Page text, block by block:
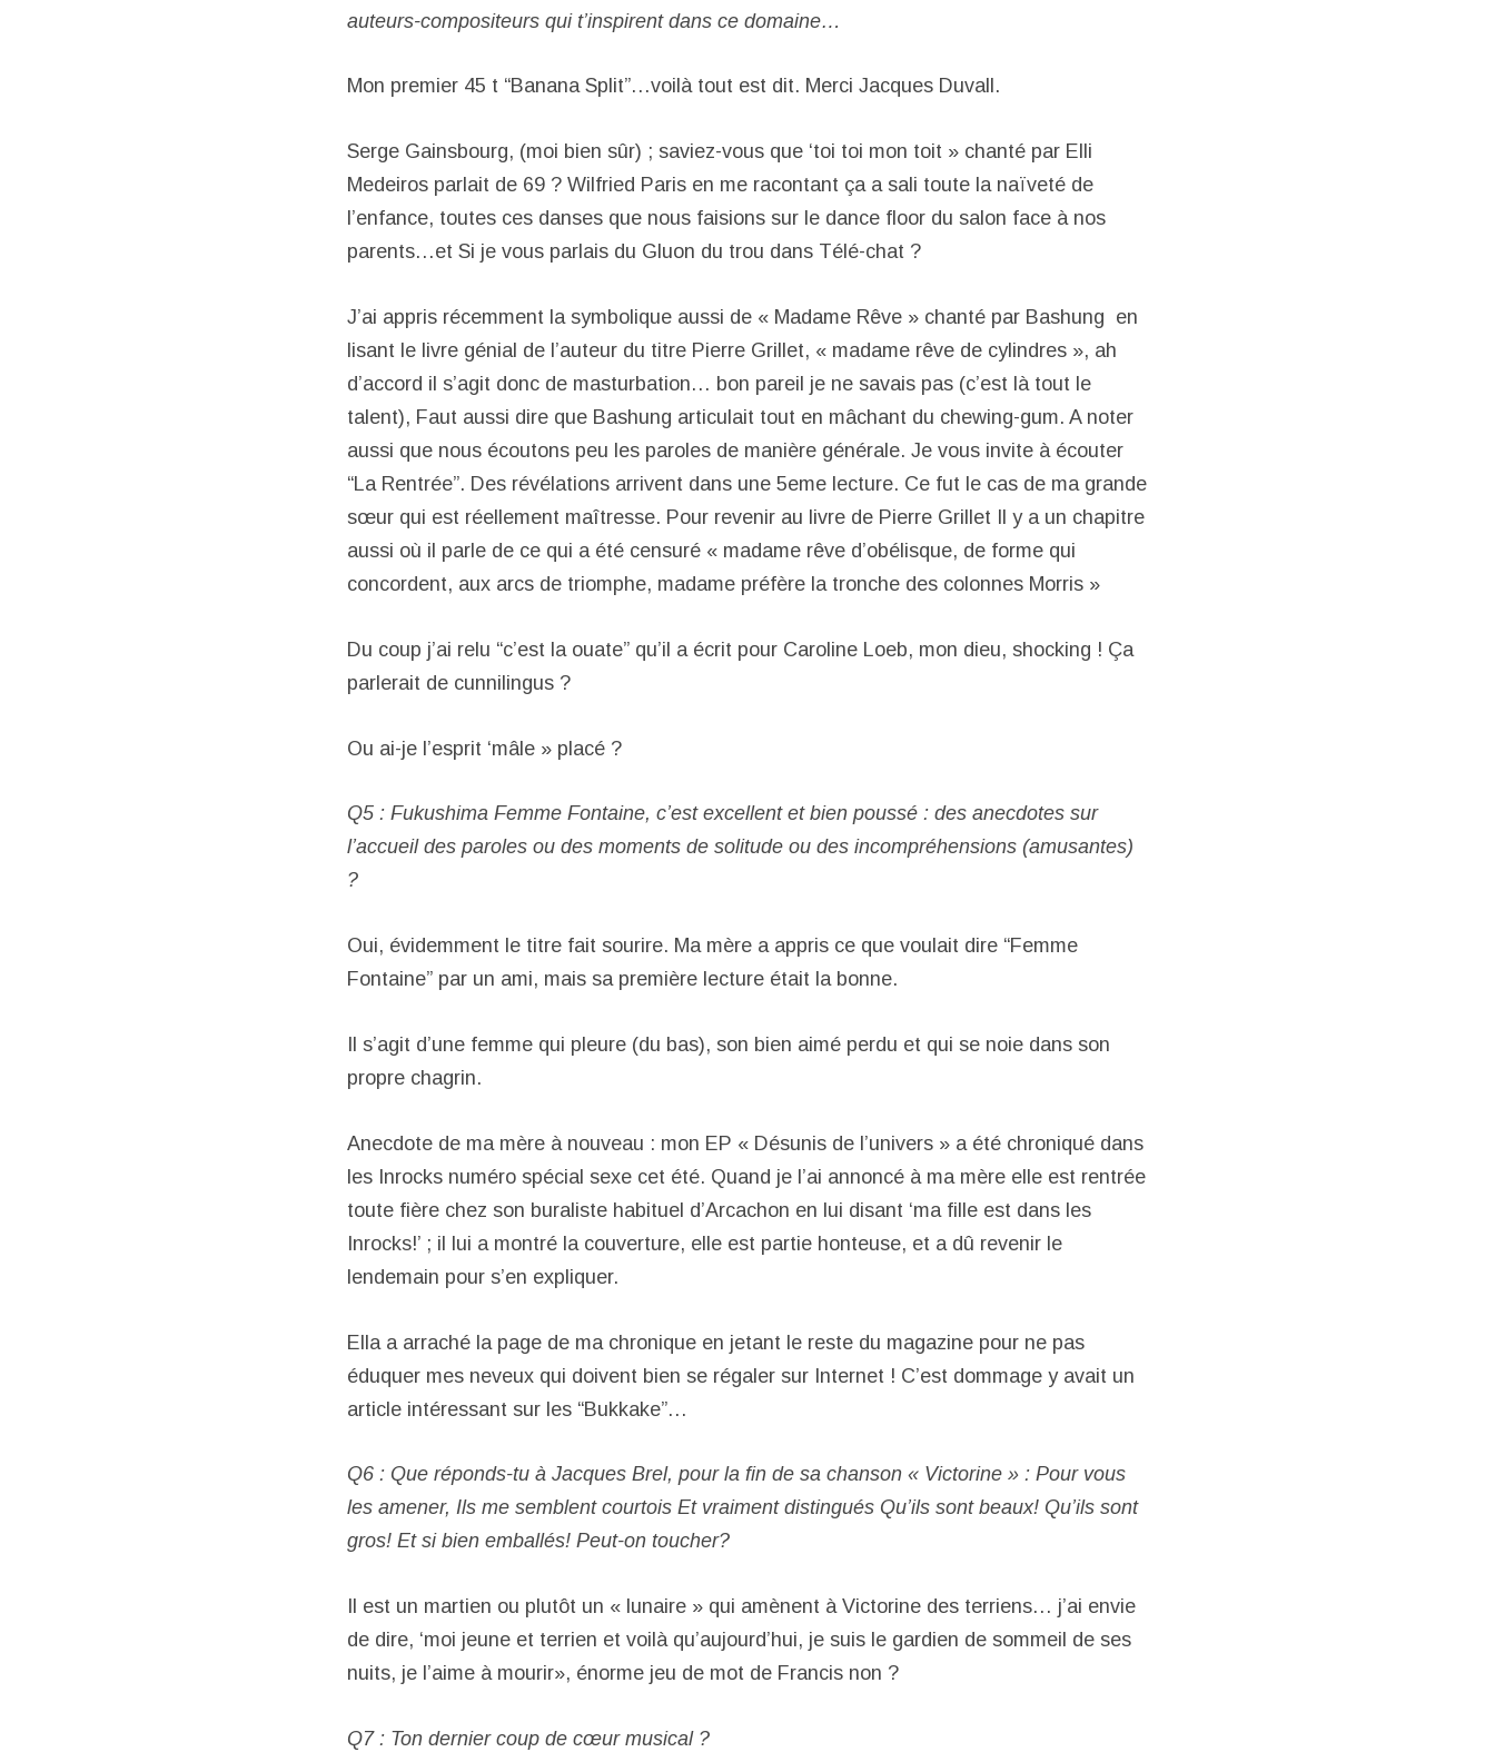
auteurs-compositeurs qui t’inspirent dans ce domaine…
Mon premier 45 t “Banana Split”…voilà tout est dit. Merci Jacques Duvall.
Serge Gainsbourg, (moi bien sûr) ; saviez-vous que ‘toi toi mon toit » chanté par Elli
Medeiros parlait de 69 ? Wilfried Paris en me racontant ça a sali toute la naïveté de
l’enfance, toutes ces danses que nous faisions sur le dance floor du salon face à nos
parents…et Si je vous parlais du Gluon du trou dans Télé-chat ?
J’ai appris récemment la symbolique aussi de « Madame Rêve » chanté par Bashung en
lisant le livre génial de l’auteur du titre Pierre Grillet, « madame rêve de cylindres », ah
d’accord il s’agit donc de masturbation… bon pareil je ne savais pas (c’est là tout le
talent), Faut aussi dire que Bashung articulait tout en mâchant du chewing-gum. A noter
aussi que nous écoutons peu les paroles de manière générale. Je vous invite à écouter
“La Rentrée”. Des révélations arrivent dans une 5eme lecture. Ce fut le cas de ma grande
sœur qui est réellement maîtresse. Pour revenir au livre de Pierre Grillet Il y a un chapitre
aussi où il parle de ce qui a été censuré « madame rêve d’obélisque, de forme qui
concordent, aux arcs de triomphe, madame préfère la tronche des colonnes Morris »
Du coup j’ai relu “c’est la ouate” qu’il a écrit pour Caroline Loeb, mon dieu, shocking ! Ça
parlerait de cunnilingus ?
Ou ai-je l’esprit ‘mâle » placé ?
Q5 : Fukushima Femme Fontaine, c’est excellent et bien poussé : des anecdotes sur
l’accueil des paroles ou des moments de solitude ou des incompréhensions (amusantes)
?
Oui, évidemment le titre fait sourire. Ma mère a appris ce que voulait dire “Femme
Fontaine” par un ami, mais sa première lecture était la bonne.
Il s’agit d’une femme qui pleure (du bas), son bien aimé perdu et qui se noie dans son
propre chagrin.
Anecdote de ma mère à nouveau : mon EP « Désunis de l’univers » a été chroniqué dans
les Inrocks numéro spécial sexe cet été. Quand je l’ai annoncé à ma mère elle est rentrée
toute fière chez son buraliste habituel d’Arcachon en lui disant ‘ma fille est dans les
Inrocks!’ ; il lui a montré la couverture, elle est partie honteuse, et a dû revenir le
lendemain pour s’en expliquer.
Ella a arraché la page de ma chronique en jetant le reste du magazine pour ne pas
éduquer mes neveux qui doivent bien se régaler sur Internet ! C’est dommage y avait un
article intéressant sur les “Bukkake”…
Q6 : Que réponds-tu à Jacques Brel, pour la fin de sa chanson « Victorine » : Pour vous
les amener, Ils me semblent courtois Et vraiment distingués Qu’ils sont beaux! Qu’ils sont
gros! Et si bien emballés! Peut-on toucher?
Il est un martien ou plutôt un « lunaire » qui amènent à Victorine des terriens… j’ai envie
de dire, ‘moi jeune et terrien et voilà qu’aujourd’hui, je suis le gardien de sommeil de ses
nuits, je l’aime à mourir», énorme jeu de mot de Francis non ?
Q7 : Ton dernier coup de cœur musical ?